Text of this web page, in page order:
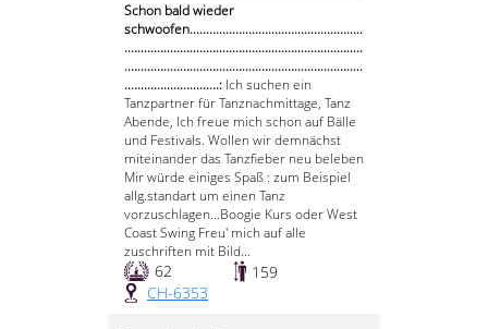
Schon bald wieder
schwoofen.....................................................
.........................................................................
.........................................................................
.............................: Ich suchen ein
Tanzpartner für Tanznachmittage, Tanz
Abende, Ich freue mich schon auf Bälle
und Festivals. Wollen wir demnächst
miteinander das Tanzfieber neu beleben
Mir würde einiges Spaß : zum Beispiel
allg.standart um einen Tanz
vorzuschlagen...Boogie Kurs oder West
Coast Swing Freu' mich auf alle
zuschriften mit Bild...
62
159
CH-6353